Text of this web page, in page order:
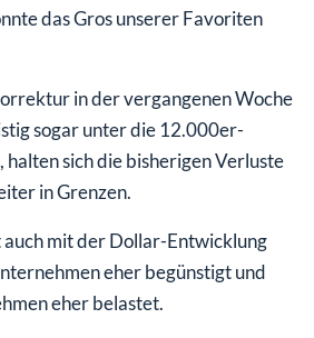
das Gros unserer Favoriten
in der vergangenen Woche
sogar unter die 12.000er-
halten sich die bisherigen Verluste
in Grenzen.
mit der Dollar-Entwicklung
eher begünstigt und
eher belastet.